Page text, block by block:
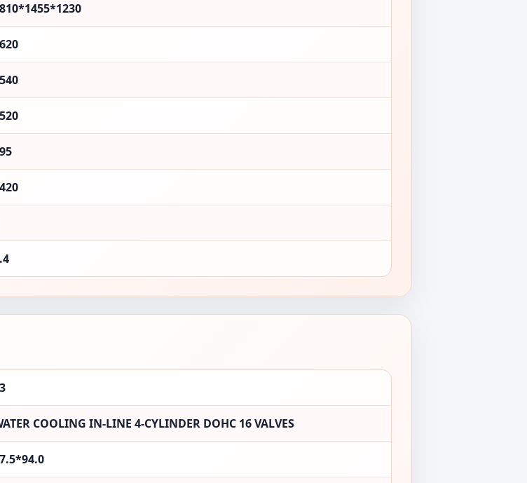
COOLING IN-LINE 4-CYLINDER DOHC 16 VALVES